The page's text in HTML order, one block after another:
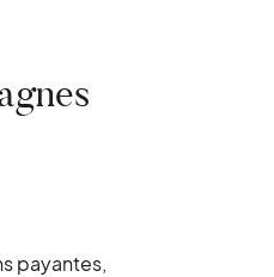
payantes,